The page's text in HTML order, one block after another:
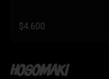
$4.600
Hosomaki